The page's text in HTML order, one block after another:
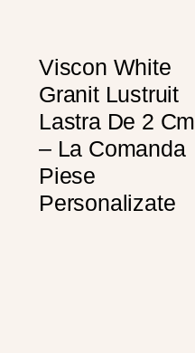
Viscon White
Granit Lustruit
Lastra De 2 Cm
– La Comanda
Piese
Personalizate